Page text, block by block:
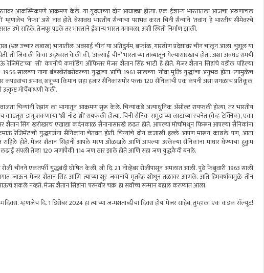
आकस्मिकपणे आक्रमण केले. या युद्घाच्या दोन आघाड्या होत्या. एक ईशान्य भारतातला आजचा अरुणाचल
म्हणजेच ‘नेफा’ असे नाव होते. बेसावध भारतीय सैन्याचा पराभव करत चिनी सैन्याने ‘तवांग’ हे भारतीय सीमेवरचे
उभे राहिले. तेजपूर पडले तर भारताने ईशान्य भारत गमावला, अशी स्थिती निर्माण झाली.
(भ्रष्ट उच्चार लडाख) भागातील ‘अक्साई चीन’ या अतिदुर्गम, बर्फाळ, गारढोण प्रदेशावर चीन चालून आला. चुशूल या
ती जिंकली किंवा उद्ध्वस्त केली की, ‘अक्साई चीन’ भारताच्या ताब्यातून गेल्यासारखाच होता. अशा अवघड समयी
रेजिमेंट’च्या ‘सी’ कंपनीचे कमांडिंग ऑफिसर मेजर शैतान सिंह भाटी हे होते. मेजर शैतान सिंहांचे वडील पहिल्या
सालच्या नागा बंडखोरांबरोबरच्या युद्धाचा आणि 1961 सालच्या ‘गोवा मुक्ति युद्धा’चा अनुभव होता. त्यामुळेच
कपड्यांचा अभाव, शत्रूच्या किमान सहा हजार सैनिकांसमोर फक्त 120 सैनिकांची एक कंपनी असा सगळाच प्रतिकूल,
उत्कृष्ट मोर्चेबांधणी केली.
चिन्यांनी रेझांग ला भागातून आक्रमण सुरू केले. चिन्यांकडे अत्याधुनिक अ‍ॅसॉल्ट रायफली होत्या, तर भारतीय
डागू शकणार्‍या ‘थ्री-नॉट-थ्री’ रायफली होत्या. चिनी सैनिक समुद्राच्या लाटांच्या रचनेत (वेव्ह टेक्निक), एका
शैतान सिंग खरोखरच एखाद्या कर्दनकाळ सैनानासारखे लढत होते. आपल्या मोर्चांमधून फिरून आपल्या सैनिकांना
रेजिमेंट’ची युद्धगर्जना सैनिकांना चेतवत होती. चिन्यांचे दोन कजाखी हल्ले आपण मारून काढले. पण, आता
होते. मेजर शैतान सिंहांनी आपले मरण ओळखले आणि आपल्या उरलेल्या सैनिकांना माघार घेण्याचा हुकुम
लढाई संपली तेव्हा 120 जणांपैकी 114 जण ठार झाले होते आणि सहा जण युद्धकैदी बनले.
चीनने एकतर्फी युद्धबंदी घोषित केली, जी दि. 21 नोव्हेंबर रोजीपासून अमलात आली. पुढे फेब्रुवारी 1963 साली
जाऊन मेजर शैतान सिंह आणि त्यांच्या शूर जवानांचे मृतदेह शोधून तळावर आणले. अति हिमवर्षावामुळे तीन
शकले नव्हते. मेजर शैतान सिंहांना ‘परमवीर चक्र’ हा सर्वोच्च सन्मान बहाल करण्यात आला.
म्हणजेच दि. 1 डिसेंबर 2024 हा त्यांच्या जन्मशताब्दीचा दिवस होय. मेजर साहेब, तुम्हाला एक कडक सॅल्यूट!